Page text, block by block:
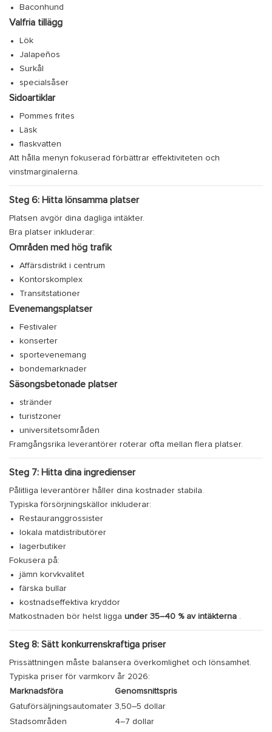
Baconhund
Valfria tillägg
Lök
Jalapeños
Surkål
specialsåser
Sidoartiklar
Pommes frites
Läsk
flaskvatten
Att hålla menyn fokuserad förbättrar effektiviteten och
vinstmarginalerna.
Steg 6: Hitta lönsamma platser
Platsen avgör dina dagliga intäkter.
Bra platser inkluderar:
Områden med hög trafik
Affärsdistrikt i centrum
Kontorskomplex
Transitstationer
Evenemangsplatser
Festivaler
konserter
sportevenemang
bondemarknader
Säsongsbetonade platser
stränder
turistzoner
universitetsområden
Framgångsrika leverantörer roterar ofta mellan flera platser.
Steg 7: Hitta dina ingredienser
Pålitliga leverantörer håller dina kostnader stabila.
Typiska försörjningskällor inkluderar:
Restauranggrossister
lokala matdistributörer
lagerbutiker
Fokusera på:
jämn korvkvalitet
färska bullar
kostnadseffektiva kryddor
Matkostnaden bör helst ligga under 35–40 % av intäkterna .
Steg 8: Sätt konkurrenskraftiga priser
Prissättningen måste balansera överkomlighet och lönsamhet.
Typiska priser för varmkorv år 2026:
Marknadsföra
Genomsnittspris
Gatuförsäljningsautomater 3,50–5 dollar
Stadsområden
4–7 dollar